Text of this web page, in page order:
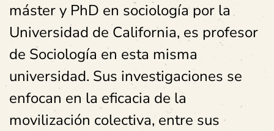
máster y PhD en sociología por la
Universidad de California, es profesor
de Sociología en esta misma
universidad. Sus investigaciones se
enfocan en la eficacia de la
movilización colectiva, entre sus